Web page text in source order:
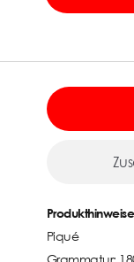
Produkthinweise
Piqué